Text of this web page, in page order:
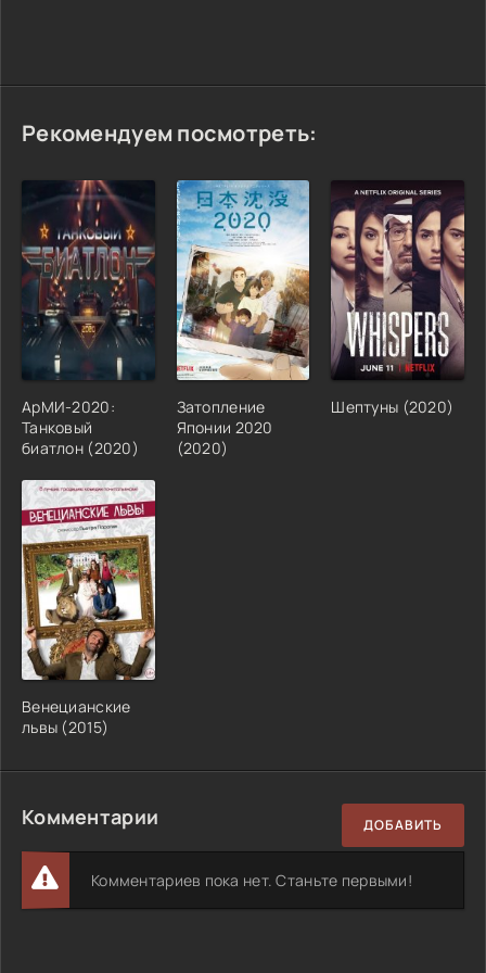
Рекомендуем посмотреть:
АрМИ-2020:
Танковый
биатлон (2020)
Затопление
Японии 2020
(2020)
Шептуны (2020)
Венецианские
львы (2015)
Комментарии ДОБАВИТЬ
Комментариев пока нет. Станьте первыми!